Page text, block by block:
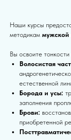
Наши курсы
методикам мужской
Вы освоите
Волосистая
естественной
Борода и усы:
заполнения
Брови:
приобретенной